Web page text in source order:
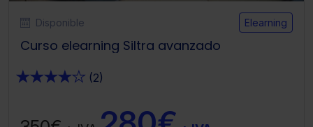
Disponible Elearning
Curso elearning Siltra avanzado
★★★★★ (2)